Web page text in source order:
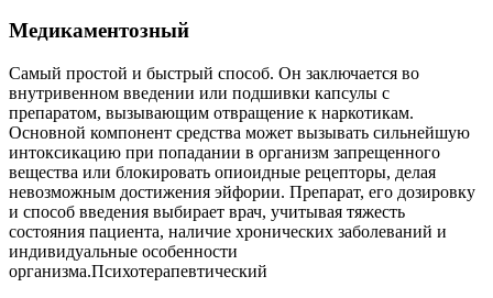
Медикаментозный
Самый простой и быстрый способ. Он заключается во
внутривенном введении или подшивки капсулы с
препаратом, вызывающим отвращение к наркотикам.
Основной компонент средства может вызывать сильнейшую
интоксикацию при попадании в организм запрещенного
вещества или блокировать опиоидные рецепторы, делая
невозможным достижения эйфории. Препарат, его дозировку
и способ введения выбирает врач, учитывая тяжесть
состояния пациента, наличие хронических заболеваний и
индивидуальные особенности
организма.Психотерапевтический